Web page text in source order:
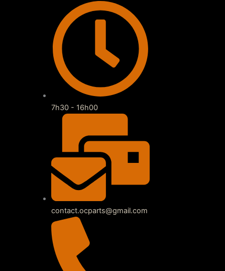
7h30 - 16h00
contact.ocparts@gmail.com